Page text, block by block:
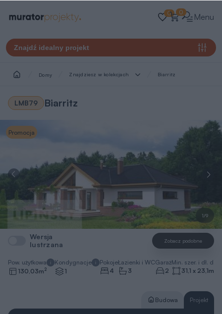
0 0 Menu
Znajdź idealny projekt
Domy Znajdziesz w kolekcjach Biarritz
LMB79 Biarritz
1/9
Promocja
Wersja
lustrzana
Zobacz podobne
Pow. użytkowa
130,03m2
Kondygnacje
1
Pokoje
4
Łazienki i WC
3
Garaż
2
Min. szer. i dł.
31,1 x 23,1m
Budowa Projekt